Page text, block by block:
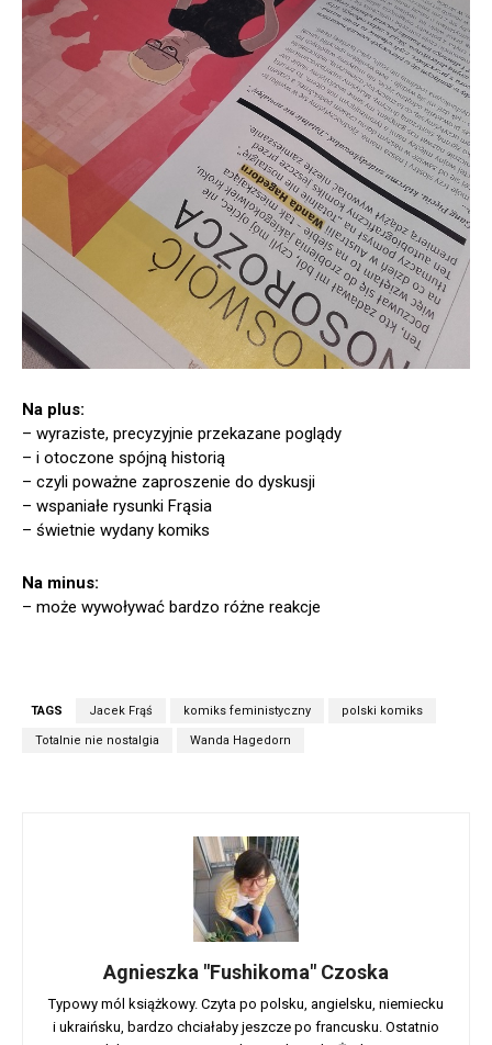
Na plus:
– wyraziste, precyzyjnie przekazane poglądy
– i otoczone spójną historią
– czyli poważne zaproszenie do dyskusji
– wspaniałe rysunki Frąsia
– świetnie wydany komiks
Na minus:
– może wywoływać bardzo różne reakcje
TAGS Jacek Frąś komiks feministyczny polski komiks
Totalnie nie nostalgia Wanda Hagedorn
Agnieszka "Fushikoma" Czoska
Typowy mól książkowy. Czyta po polsku, angielsku, niemiecku
i ukraińsku, bardzo chciałaby jeszcze po francusku. Ostatnio